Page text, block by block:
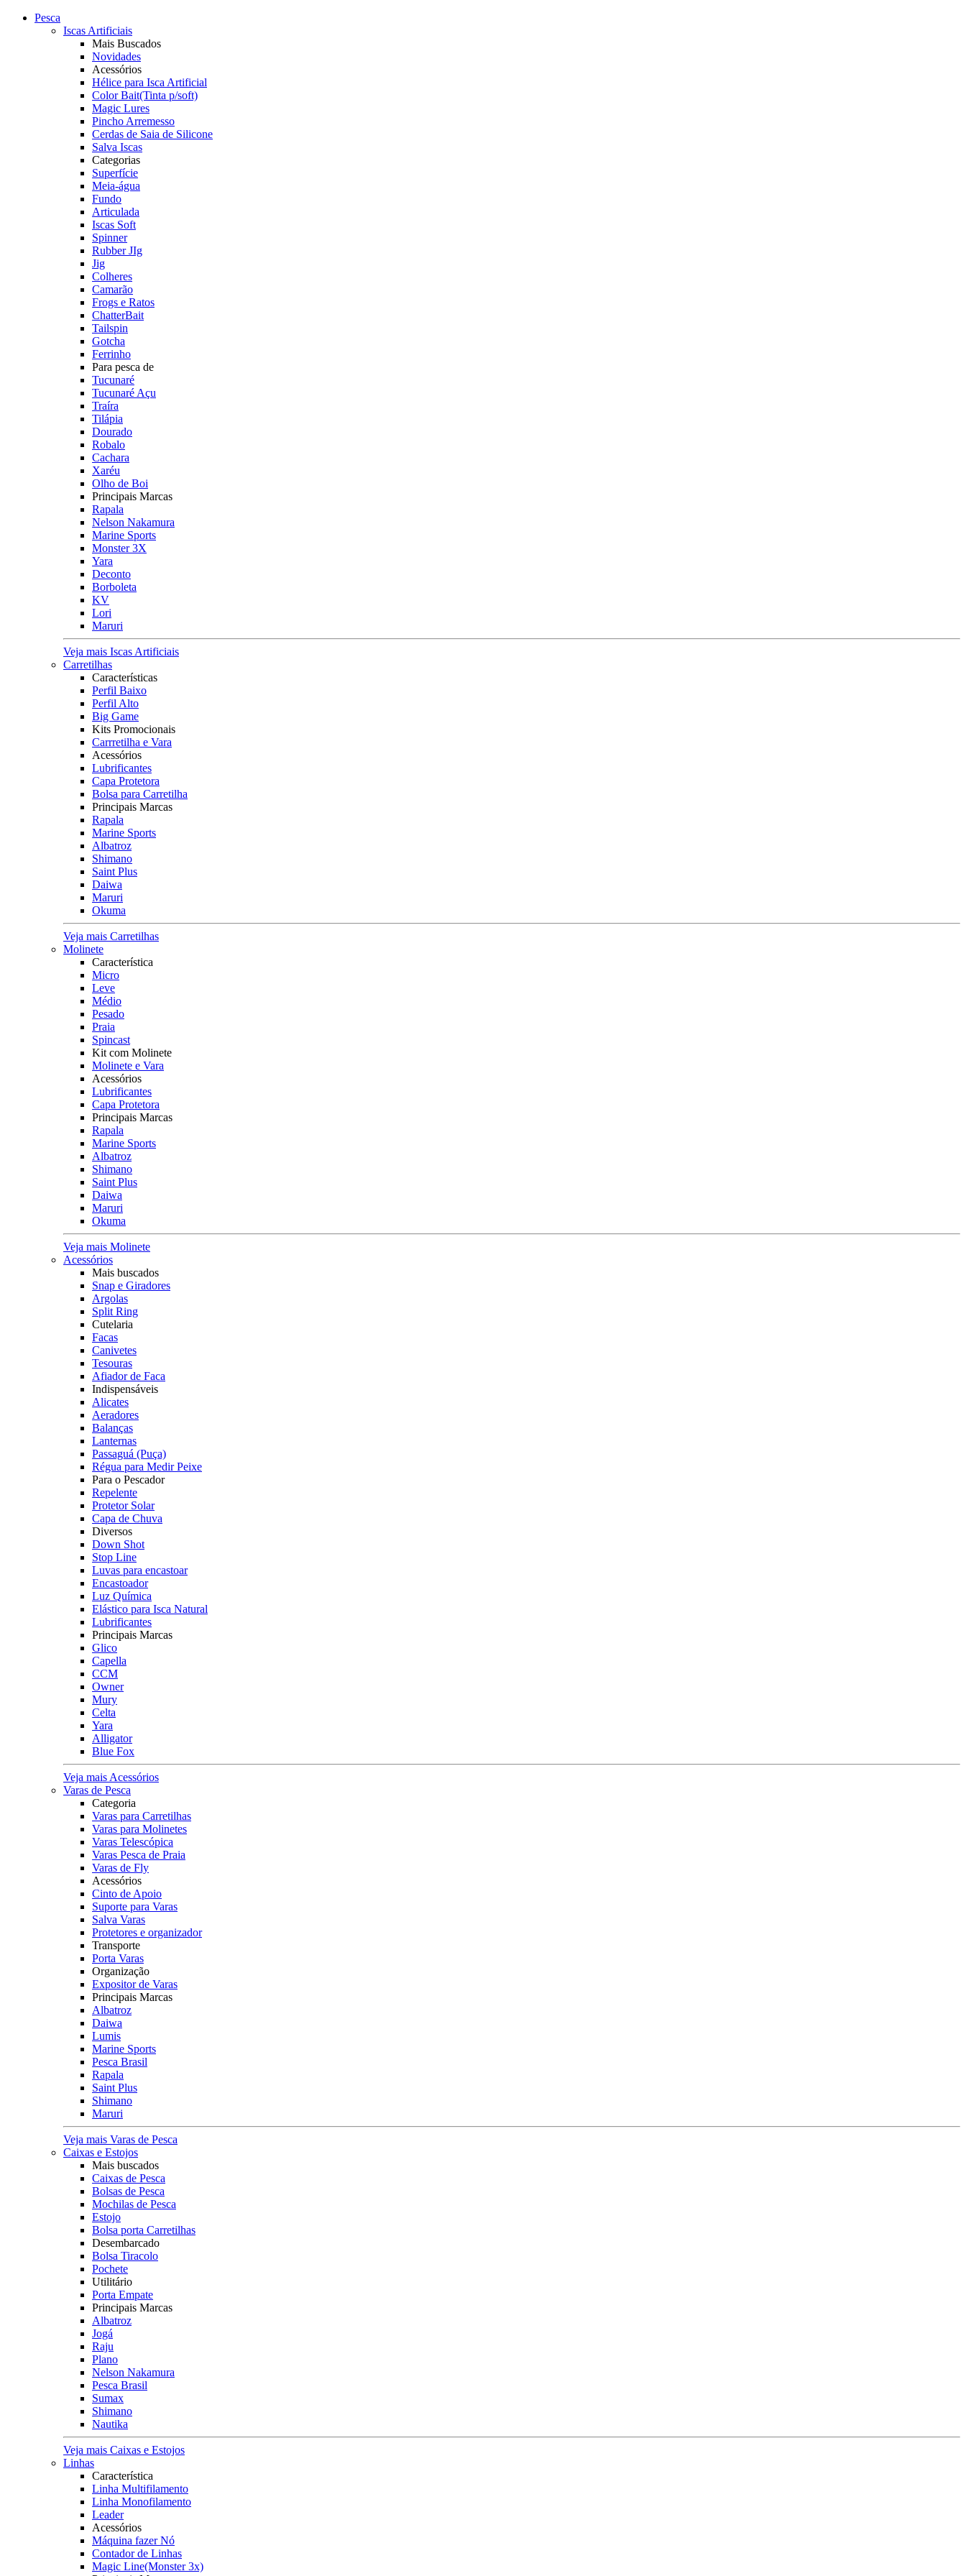
Pesca
Iscas Artificiais
Mais Buscados
Novidades
Acessórios
Hélice para Isca Artificial
Color Bait(Tinta p/soft)
Magic Lures
Pincho Arremesso
Cerdas de Saia de Silicone
Salva Iscas
Categorias
Superfície
Meia-água
Fundo
Articulada
Iscas Soft
Spinner
Rubber JIg
Jig
Colheres
Camarão
Frogs e Ratos
ChatterBait
Tailspin
Gotcha
Ferrinho
Para pesca de
Tucunaré
Tucunaré Açu
Traíra
Tilápia
Dourado
Robalo
Cachara
Xaréu
Olho de Boi
Principais Marcas
Rapala
Nelson Nakamura
Marine Sports
Monster 3X
Yara
Deconto
Borboleta
KV
Lori
Maruri
Veja mais Iscas Artificiais
Carretilhas
Características
Perfil Baixo
Perfil Alto
Big Game
Kits Promocionais
Carrretilha e Vara
Acessórios
Lubrificantes
Capa Protetora
Bolsa para Carretilha
Principais Marcas
Rapala
Marine Sports
Albatroz
Shimano
Saint Plus
Daiwa
Maruri
Okuma
Veja mais Carretilhas
Molinete
Característica
Micro
Leve
Médio
Pesado
Praia
Spincast
Kit com Molinete
Molinete e Vara
Acessórios
Lubrificantes
Capa Protetora
Principais Marcas
Rapala
Marine Sports
Albatroz
Shimano
Saint Plus
Daiwa
Maruri
Okuma
Veja mais Molinete
Acessórios
Mais buscados
Snap e Giradores
Argolas
Split Ring
Cutelaria
Facas
Canivetes
Tesouras
Afiador de Faca
Indispensáveis
Alicates
Aeradores
Balanças
Lanternas
Passaguá (Puça)
Régua para Medir Peixe
Para o Pescador
Repelente
Protetor Solar
Capa de Chuva
Diversos
Down Shot
Stop Line
Luvas para encastoar
Encastoador
Luz Química
Elástico para Isca Natural
Lubrificantes
Principais Marcas
Glico
Capella
CCM
Owner
Mury
Celta
Yara
Alligator
Blue Fox
Veja mais Acessórios
Varas de Pesca
Categoria
Varas para Carretilhas
Varas para Molinetes
Varas Telescópica
Varas Pesca de Praia
Varas de Fly
Acessórios
Cinto de Apoio
Suporte para Varas
Salva Varas
Protetores e organizador
Transporte
Porta Varas
Organização
Expositor de Varas
Principais Marcas
Albatroz
Daiwa
Lumis
Marine Sports
Pesca Brasil
Rapala
Saint Plus
Shimano
Maruri
Veja mais Varas de Pesca
Caixas e Estojos
Mais buscados
Caixas de Pesca
Bolsas de Pesca
Mochilas de Pesca
Estojo
Bolsa porta Carretilhas
Desembarcado
Bolsa Tiracolo
Pochete
Utilitário
Porta Empate
Principais Marcas
Albatroz
Jogá
Raju
Plano
Nelson Nakamura
Pesca Brasil
Sumax
Shimano
Nautika
Veja mais Caixas e Estojos
Linhas
Característica
Linha Multifilamento
Linha Monofilamento
Leader
Acessórios
Máquina fazer Nó
Contador de Linhas
Magic Line(Monster 3x)